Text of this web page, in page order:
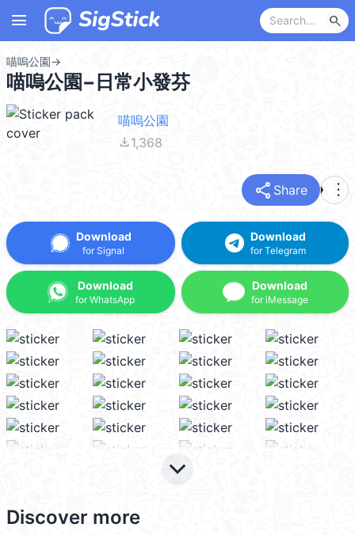
menu search
喵嗚公園→
喵嗚公園−日常小發芬
喵嗚公園
file_download1,368
share Share more_vert
Download
for Signal
Download
for WhatsApp
Download
for Telegram
Download
for iMessage
keyboard_arrow_down
Discover more